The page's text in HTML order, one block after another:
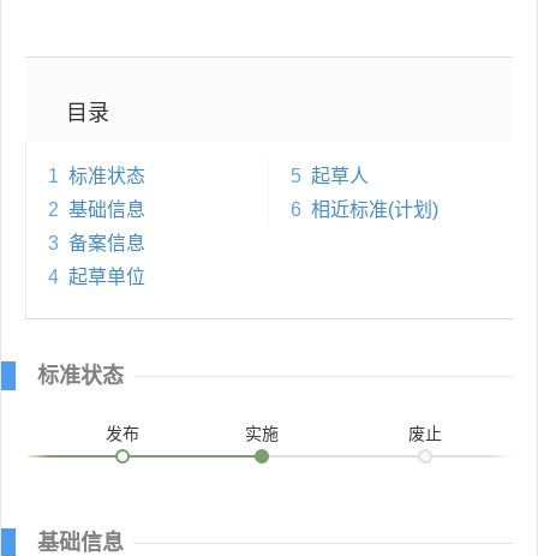
目录
1 标准状态
2 基础信息
3 备案信息
4 起草单位
5 起草人
6 相近标准(计划)
标准状态
发布 实施 废止
基础信息